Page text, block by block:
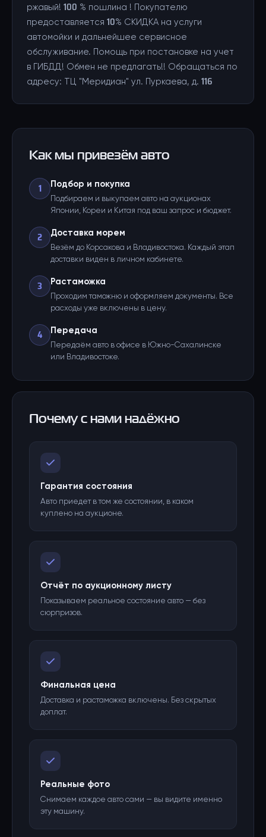
ржавый! 100 % пошлина ! Покупателю
предоставляется 10% СКИДКА на услуги
автомойки и дальнейшее сервисное
обслуживание. Помощь при постановке на учет
в ГИБДД! Обмен не предлагать!! Обращаться по
адресу: ТЦ "Меридиан" ул. Пуркаева, д. 116
Как мы привезём авто
1 Подбор и покупка
Подбираем и выкупаем авто на аукционах
Японии, Кореи и Китая под ваш запрос и бюджет.
2 Доставка морем
Везём до Корсакова и Владивостока. Каждый этап
доставки виден в личном кабинете.
3 Растаможка
Проходим таможню и оформляем документы. Все
расходы уже включены в цену.
4 Передача
Передаём авто в офисе в Южно-Сахалинске
или Владивостоке.
Почему с нами надёжно
Гарантия состояния
Авто приедет в том же состоянии, в каком
куплено на аукционе.
Отчёт по аукционному листу
Показываем реальное состояние авто — без
сюрпризов.
Финальная цена
Доставка и растаможка включены. Без скрытых
доплат.
Реальные фото
Снимаем каждое авто сами — вы видите именно
эту машину.